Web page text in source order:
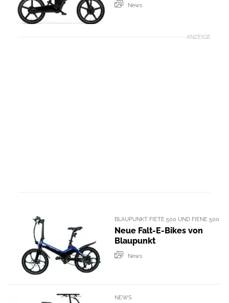
News
ANZEIGE
BLAUPUNKT FIETE 500 UND FIENE 500
Neue Falt-E-Bikes von
Blaupunkt
News
NEWS